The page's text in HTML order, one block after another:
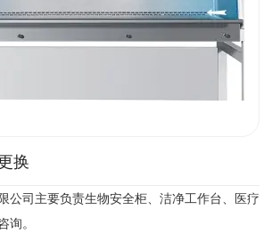
换
公司主要负责生物安全柜、洁净工作台、医疗
询。